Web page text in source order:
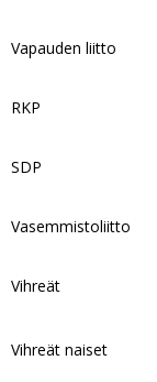
Vapauden liitto
RKP
SDP
Vasemmistoliitto
Vihreät
Vihreät naiset